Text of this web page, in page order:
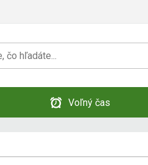
Voľný čas